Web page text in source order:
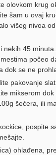
olovkom krug
šam u ovaj
višeg nivoa
nekih 45
počeo
dok se ne
pakovanje
mikserom dok
šećera, ili
pospite
ohlađena,